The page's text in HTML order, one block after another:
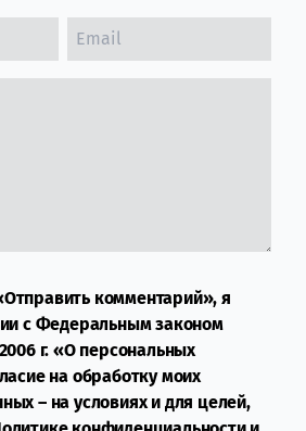
комментарий», я
с Федеральным законом
г. «О персональных
на обработку моих
– на условиях и для целей,